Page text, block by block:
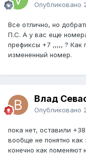
Опубликовано
Все отлично, но
П.С. А у вас еще
префиксы +7 ,,,,, ? Как
измененный номер.
Влад
Опубликовано
пока нет, оставили
вообще не понятно как
конечно как поменяют